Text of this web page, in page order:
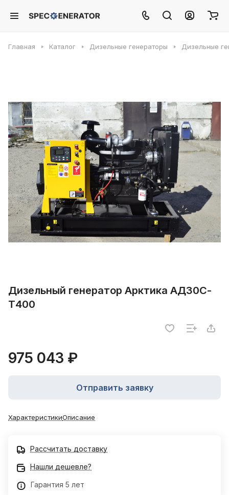
Главная Каталог Дизельные генераторы Дизельные
Дизельный генератор Арктика АД30С-
Т400
975 043 ₽
Отправить заявку
ХарактеристикиОписание
Рассчитать доставку
Нашли дешевле?
Гарантия 5 лет